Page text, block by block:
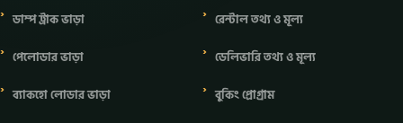
ডাম্প ট্রাক ভাড়া
পেলোডার ভাড়া
ব্যাকহো লোডার ভাড়া
রেন্টাল তথ্য ও মূল্য
ডেলিভারি তথ্য ও মূল্য
বুকিং প্রোগ্রাম